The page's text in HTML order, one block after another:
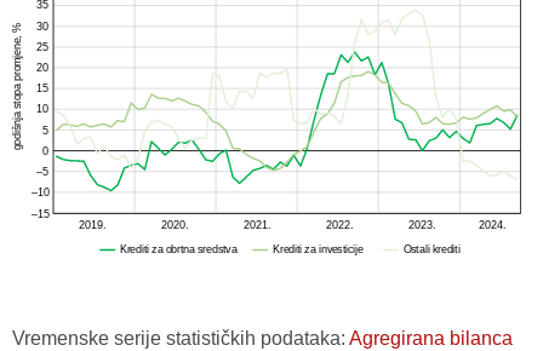
Vremenske serije statističkih podataka: Agregirana bilanca